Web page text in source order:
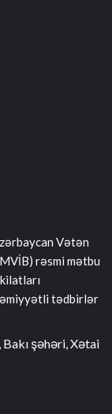
Vətən
rəsmi mətbu
tədbirlər
şəhəri, Xətai